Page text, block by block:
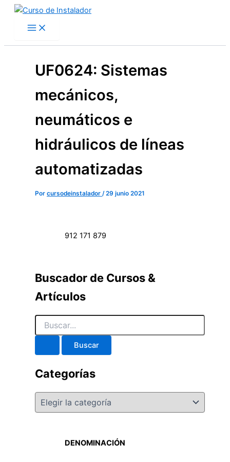
contenido
UF0624: Sistemas
mecánicos,
neumáticos e
hidráulicos de líneas
automatizadas
Por cursodeinstalador /29 junio 2021
912 171 879
Buscador de Cursos &
Artículos
por:
Categorías
DENOMINACIÓN